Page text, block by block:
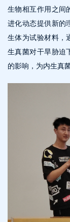
生物相互作用之间
进化动态提供新
生体为试验材料，
生真菌对干旱胁迫
的影响，为内生真